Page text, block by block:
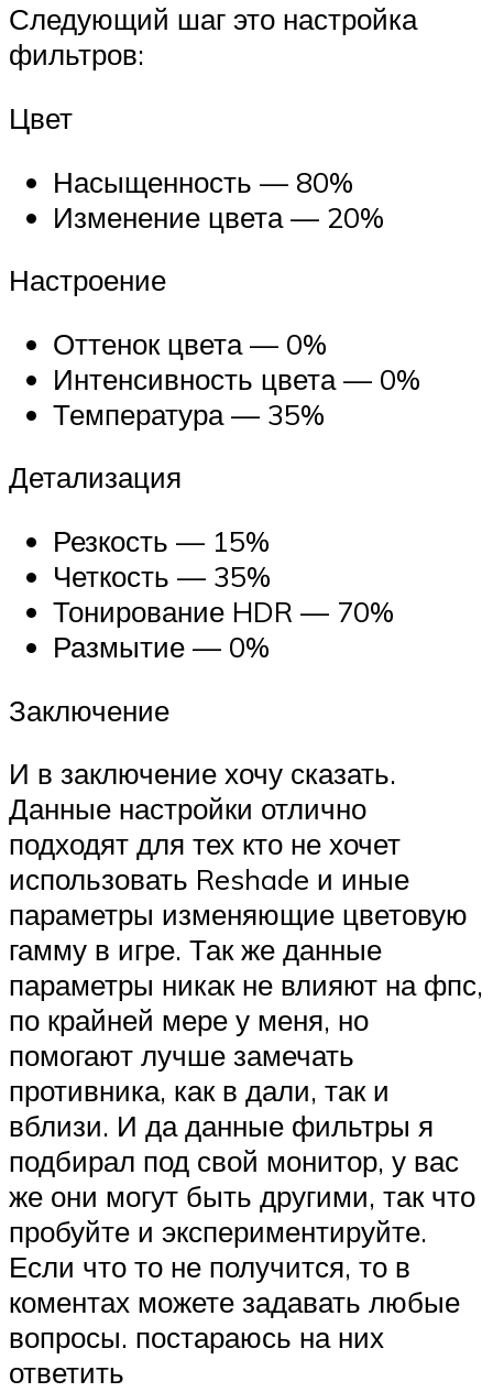
Следующий шаг это настройка
фильтров:
Цвет
Насыщенность — 80%
Изменение цвета — 20%
Настроение
Оттенок цвета — 0%
Интенсивность цвета — 0%
Температура — 35%
Детализация
Резкость — 15%
Четкость — 35%
Тонирование HDR — 70%
Размытие — 0%
Заключение
И в заключение хочу сказать.
Данные настройки отлично
подходят для тех кто не хочет
использовать Reshade и иные
параметры изменяющие цветовую
гамму в игре. Так же данные
параметры никак не влияют на фпс,
по крайней мере у меня, но
помогают лучше замечать
противника, как в дали, так и
вблизи. И да данные фильтры я
подбирал под свой монитор, у вас
же они могут быть другими, так что
пробуйте и экспериментируйте.
Если что то не получится, то в
коментах можете задавать любые
вопросы. постараюсь на них
ответить